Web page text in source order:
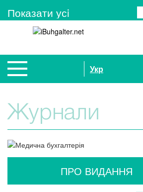
Показати усi
Укр
Журнали
ПРО ВИДАННЯ